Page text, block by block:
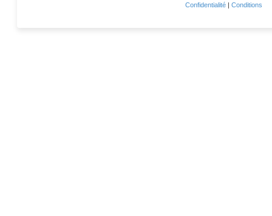
Confidentialité | Conditions